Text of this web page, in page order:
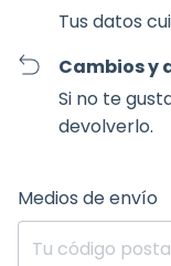
Tus datos
Cambios y
Si no te
devolverlo.
Entregas para el CP:
Medios de envío